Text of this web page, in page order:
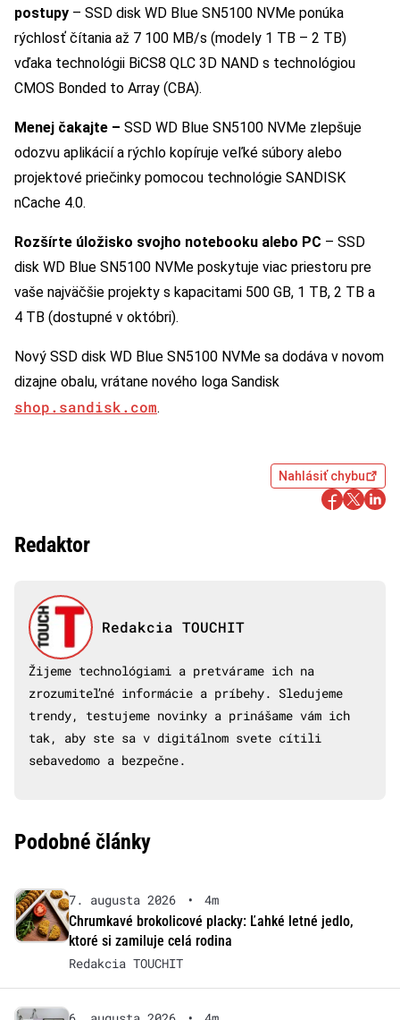
postupy – SSD disk WD Blue SN5100 NVMe ponúka
rýchlosť čítania až 7 100 MB/s (modely 1 TB – 2 TB)
vďaka technológii BiCS8 QLC 3D NAND s technológiou
CMOS Bonded to Array (CBA).
Menej čakajte – SSD WD Blue SN5100 NVMe zlepšuje
odozvu aplikácií a rýchlo kopíruje veľké súbory alebo
projektové priečinky pomocou technológie SANDISK
nCache 4.0.
Rozšírte úložisko svojho notebooku alebo PC – SSD
disk WD Blue SN5100 NVMe poskytuje viac priestoru pre
vaše najväčšie projekty s kapacitami 500 GB, 1 TB, 2 TB a
4 TB (dostupné v októbri).
Nový SSD disk WD Blue SN5100 NVMe sa dodáva v novom
dizajne obalu, vrátane nového loga Sandisk
shop.sandisk.com.
Nahlásiť chybu
Redaktor
Redakcia TOUCHIT
Žijeme technológiami a pretvárame ich na
zrozumiteľné informácie a príbehy. Sledujeme
trendy, testujeme novinky a prinášame vám ich
tak, aby ste sa v digitálnom svete cítili
sebavedomo a bezpečne.
Podobné články
7. augusta 2026 •
4m
Chrumkavé brokolicové placky: Ľahké letné jedlo,
ktoré si zamiluje celá rodina
Redakcia TOUCHIT